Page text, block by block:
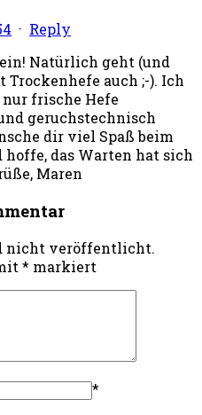
· Reply
Natürlich geht (und
Trockenhefe auch ;-). Ich
frische Hefe
geruchstechnisch
dir viel Spaß beim
hoffe, das Warten hat sich
Maren
nicht veröffentlicht.
* markiert
*